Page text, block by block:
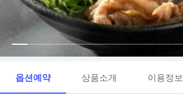
옵션예약 상품소개 이용정보